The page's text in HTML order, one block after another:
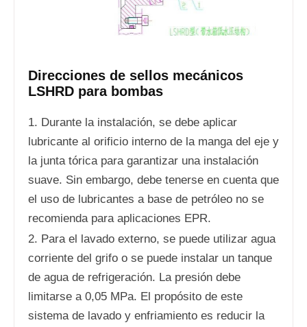
Direcciones de sellos mecánicos
LSHRD para bombas
1. Durante la instalación, se debe aplicar
lubricante al orificio interno de la manga del eje y
la junta tórica para garantizar una instalación
suave. Sin embargo, debe tenerse en cuenta que
el uso de lubricantes a base de petróleo no se
recomienda para aplicaciones EPR.
2. Para el lavado externo, se puede utilizar agua
corriente del grifo o se puede instalar un tanque
de agua de refrigeración. La presión debe
limitarse a 0,05 MPa. El propósito de este
sistema de lavado y enfriamiento es reducir la